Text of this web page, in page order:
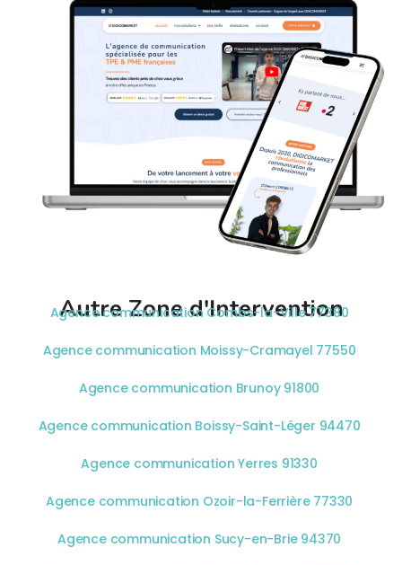
Autre Zone d'Intervention
Agence communication Combs-la-Ville 77380
Agence communication Moissy-Cramayel 77550
Agence communication Brunoy 91800
Agence communication Boissy-Saint-Léger 94470
Agence communication Yerres 91330
Agence communication Ozoir-la-Ferrière 77330
Agence communication Sucy-en-Brie 94370